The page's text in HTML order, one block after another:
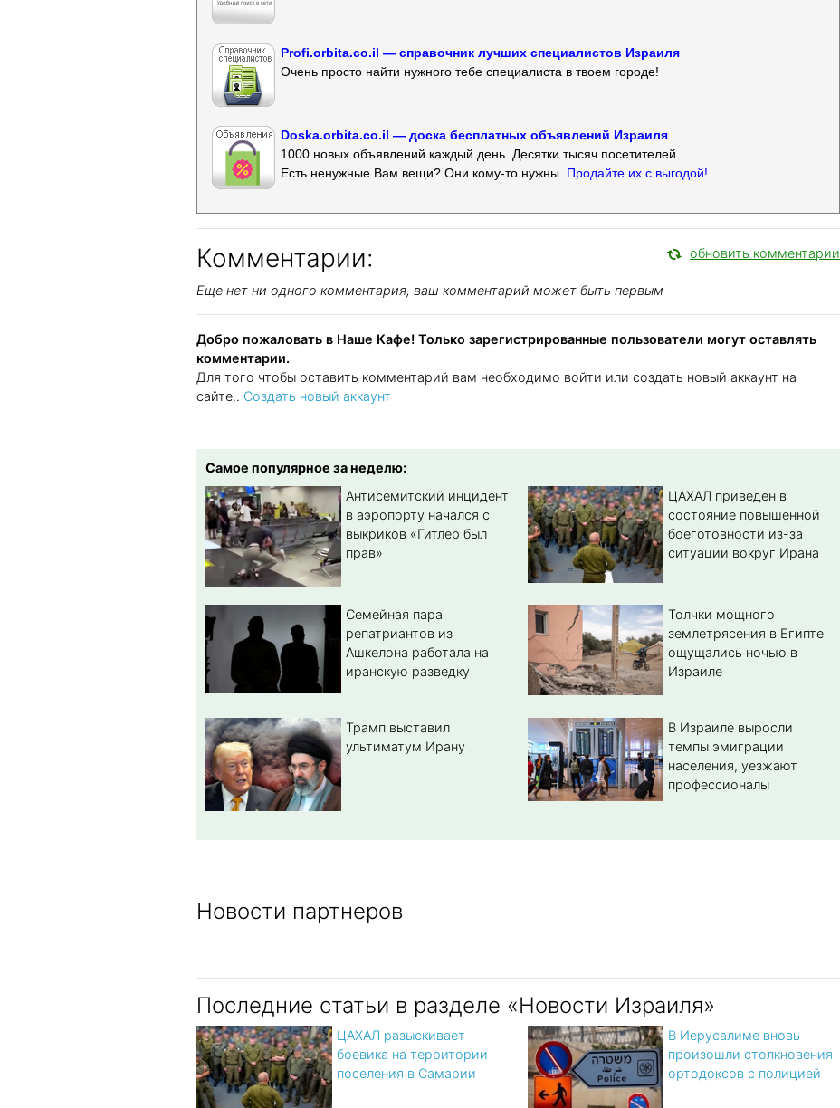
Profi.orbita.co.il — справочник лучших специалистов Израиля
Очень просто найти нужного тебе специалиста в твоем городе!
Doska.orbita.co.il — доска бесплатных объявлений Израиля
1000 новых объявлений каждый день. Десятки тысяч посетителей.
Есть ненужные Вам вещи? Они кому-то нужны. Продайте их с выгодой!
Комментарии: обновить комментарии
Еще нет ни одного комментария, ваш комментарий может быть первым
Добро пожаловать в Наше Кафе! Только зарегистрированные пользователи могут оставлять
комментарии.
Для того чтобы оставить комментарий вам необходимо войти или создать новый аккаунт на
сайте.. Создать новый аккаунт
Самое популярное за неделю:
Антисемитский инцидент
в аэропорту начался с
выкриков «Гитлер был
прав»
ЦАХАЛ приведен в
состояние повышенной
боеготовности из-за
ситуации вокруг Ирана
Семейная пара
репатриантов из
Ашкелона работала на
иранскую разведку
Толчки мощного
землетрясения в Египте
ощущались ночью в
Израиле
Трамп выставил
ультиматум Ирану
В Израиле выросли
темпы эмиграции
населения, уезжают
профессионалы
Новости партнеров
Последние статьи в разделе «Новости Израиля»
ЦАХАЛ разыскивает
боевика на территории
поселения в Самарии
В Иерусалиме вновь
произошли столкновения
ортодоксов с полицией